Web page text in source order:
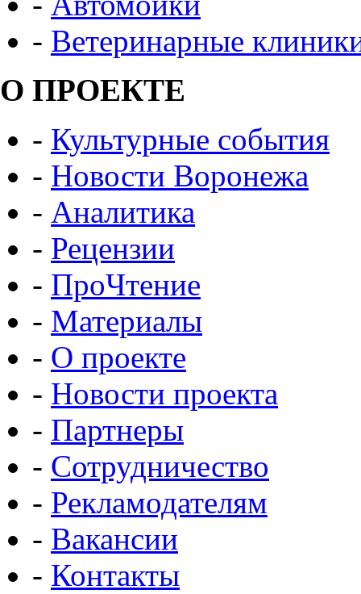
- Ветеринарные
О ПРОЕКТЕ
- Культурные события
- Новости Воронежа
- Аналитика
- Рецензии
- ПроЧтение
- Материалы
- О проекте
- Новости проекта
- Партнеры
- Сотрудничество
- Рекламодателям
- Вакансии
- Контакты